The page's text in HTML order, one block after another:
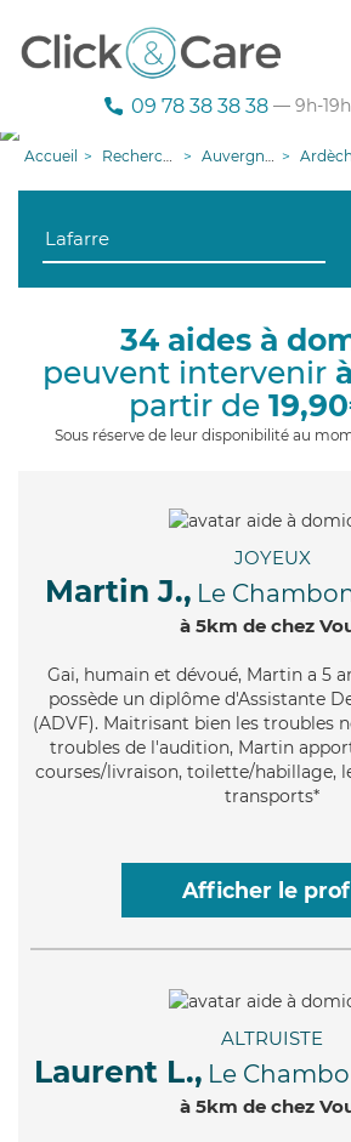
09 78 38 38 38 — 9h-
Accueil Recherche aide à domicile Auvergne-Rhône-Alpes
34 aides à
peuvent intervenir
partir de
Sous réserve de leur disponibilité au
JOYEUX
Martin J., Le
à 5km de chez
Gai, humain et dévoué, Martin a 5
possède un diplôme d'Assistante
(ADVF). Maitrisant bien les troubles
troubles de l'audition, Martin
courses/livraison, toilette/habillage,
transports*
Afficher le
ALTRUISTE
Laurent L., Le
à 5km de chez